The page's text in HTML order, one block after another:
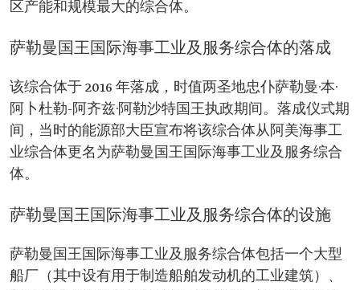
区产能和规模最大的综合体。
萨勒曼国王国际海事工业及服务综合体的落成
该综合体于 2016 年落成，时值两圣地忠仆萨勒曼·本·
阿卜杜勒-阿齐兹·阿勒沙特国王执政期间。落成仪式期
间，当时的能源部大臣宣布将该综合体从阿美海事工
业综合体更名为萨勒曼国王国际海事工业及服务综合
体。
萨勒曼国王国际海事工业及服务综合体的设施
萨勒曼国王国际海事工业及服务综合体包括一个大型
船厂（其中设有用于制造船舶发动机的工业建筑）、